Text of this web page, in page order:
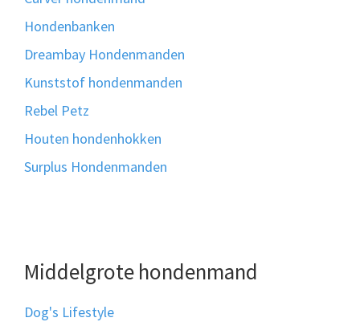
Hondenbanken
Dreambay Hondenmanden
Kunststof hondenmanden
Rebel Petz
Houten hondenhokken
Surplus Hondenmanden
Middelgrote hondenmand
Dog's Lifestyle